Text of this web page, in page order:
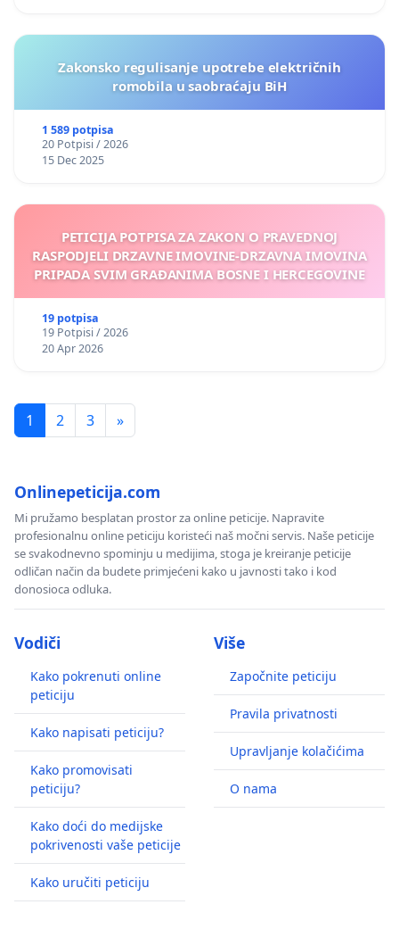
Zakonsko regulisanje upotrebe električnih
romobila u saobraćaju BiH
1 589 potpisa
20 Potpisi / 2026
15 Dec 2025
PETICIJA POTPISA ZA ZAKON O PRAVEDNOJ
RASPODJELI DRZAVNE IMOVINE-DRZAVNA IMOVINA
PRIPADA SVIM GRAĐANIMA BOSNE I HERCEGOVINE
19 potpisa
19 Potpisi / 2026
20 Apr 2026
1 2 3 »
Onlinepeticija.com
Mi pružamo besplatan prostor za online peticije. Napravite
profesionalnu online peticiju koristeći naš močni servis. Naše peticije
se svakodnevno spominju u medijima, stoga je kreiranje peticije
odličan način da budete primjećeni kako u javnosti tako i kod
donosioca odluka.
Vodiči
Kako pokrenuti online
peticiju
Kako napisati peticiju?
Kako promovisati
peticiju?
Kako doći do medijske
pokrivenosti vaše peticije
Kako uručiti peticiju
Više
Započnite peticiju
Pravila privatnosti
Upravljanje kolačićima
O nama